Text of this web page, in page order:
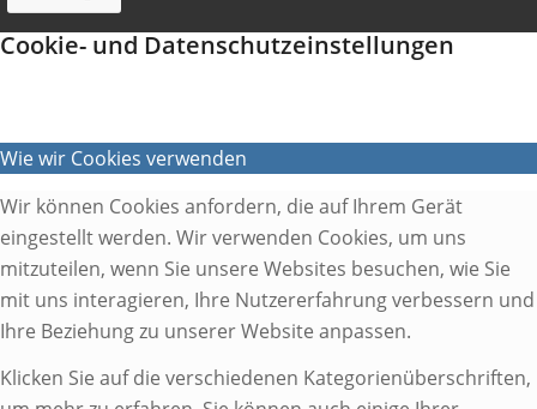
Cookie- und Datenschutzeinstellungen
Wie wir Cookies verwenden
Wir können Cookies anfordern, die auf Ihrem Gerät
eingestellt werden. Wir verwenden Cookies, um uns
mitzuteilen, wenn Sie unsere Websites besuchen, wie Sie
mit uns interagieren, Ihre Nutzererfahrung verbessern und
Ihre Beziehung zu unserer Website anpassen.
Klicken Sie auf die verschiedenen Kategorienüberschriften,